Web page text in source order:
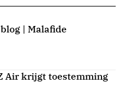
| Malafide
Air krijgt toestemming